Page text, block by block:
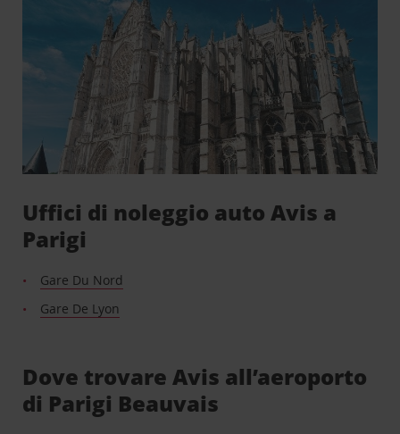
Uffici di noleggio auto Avis a
Parigi
Gare Du Nord
Gare De Lyon
Dove trovare Avis all’aeroporto
di Parigi Beauvais